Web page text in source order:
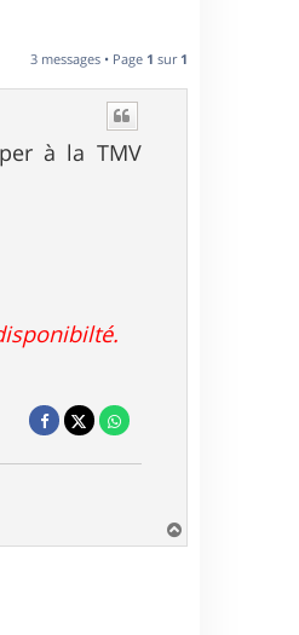
3 messages • Page 1 sur 1
à la TMV
a